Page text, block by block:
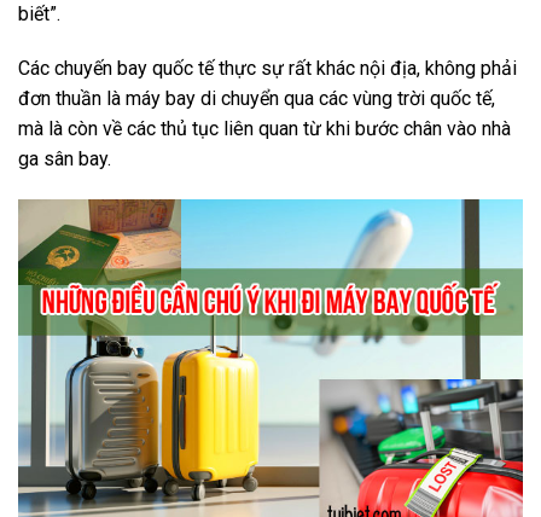
biết”.
Các chuyến bay quốc tế thực sự rất khác nội địa, không phải
đơn thuần là máy bay di chuyển qua các vùng trời quốc tế,
mà là còn về các thủ tục liên quan từ khi bước chân vào nhà
ga sân bay.